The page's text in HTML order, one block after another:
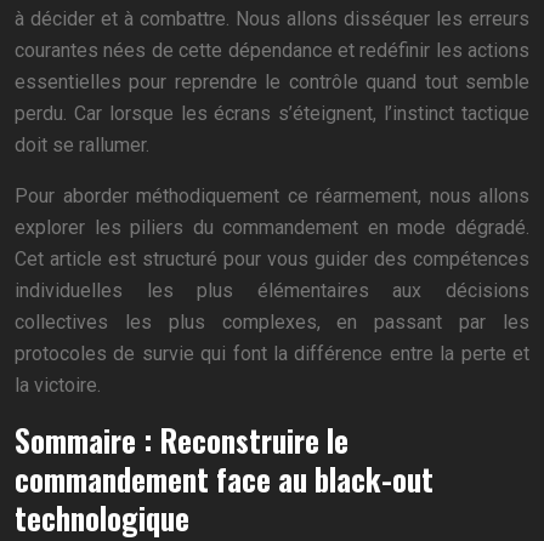
à décider et à combattre. Nous allons disséquer les erreurs
courantes nées de cette dépendance et redéfinir les actions
essentielles pour reprendre le contrôle quand tout semble
perdu. Car lorsque les écrans s’éteignent, l’instinct tactique
doit se rallumer.
Pour aborder méthodiquement ce réarmement, nous allons
explorer les piliers du commandement en mode dégradé.
Cet article est structuré pour vous guider des compétences
individuelles les plus élémentaires aux décisions
collectives les plus complexes, en passant par les
protocoles de survie qui font la différence entre la perte et
la victoire.
Sommaire : Reconstruire le
commandement face au black-out
technologique